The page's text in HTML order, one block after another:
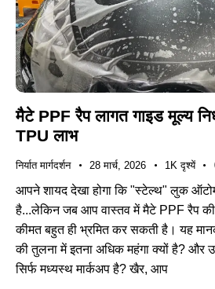
मैटे PPF रैप लागत गाइड मूल्य
TPU लाभ
निर्यात मार्गदर्शन 28 मार्च, 2026 1K दृश्यें
आपने शायद देखा होगा कि "स्टेल्थ" लुक
है...लेकिन जब आप वास्तव में मैटे PPF रैप
कीमत बहुत ही भ्रमित कर सकती है। यह
की तुलना में इतना अधिक महंगा क्यों है? और
सिर्फ मध्यस्थ मार्कअप है? खैर, आप